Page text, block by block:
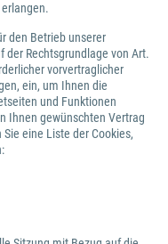
den Betrieb unserer
der Rechtsgrundlage von Art.
vorvertraglicher
ein, um Ihnen die
und Funktionen
Ihnen gewünschten Vertrag
eine Liste der Cookies,